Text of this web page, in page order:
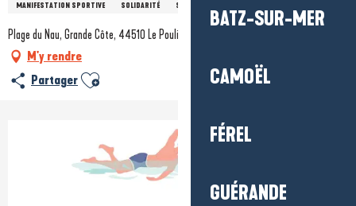
BATZ-SUR-MER
CAMOËL
FÉREL
GUÉRANDE
MANIFESTATION SPORTIVE SOLIDARITÉ SPORTS
Plage du Nau, Grande Côte, 44510 Le Pouliguen
M'y rendre
Partager Ajouter aux favoris